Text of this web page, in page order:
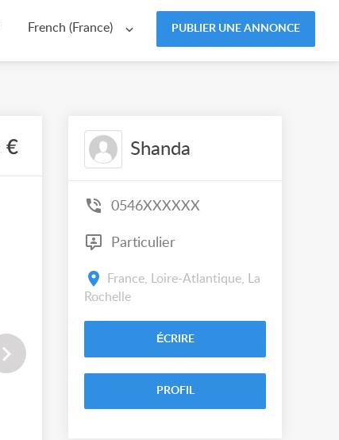
French (France) PUBLIER UNE ANNONCE
€ Shanda
0546XXXXXX
Particulier
France, Loire-Atlantique, La
Rochelle
ÉCRIRE
PROFIL